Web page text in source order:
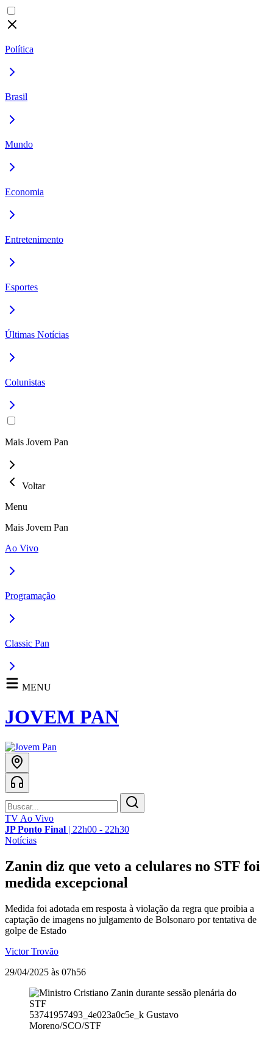
Política
Brasil
Mundo
Economia
Entretenimento
Esportes
Últimas Notícias
Colunistas
Mais Jovem Pan
Voltar
Menu
Mais Jovem Pan
Ao Vivo
Programação
Classic Pan
MENU
JOVEM PAN
TV Ao Vivo
JP Ponto Final | 22h00 - 22h30
Notícias
Zanin diz que veto a celulares no STF foi
medida excepcional
Medida foi adotada em resposta à violação da regra que proibia a
captação de imagens no julgamento de Bolsonaro por tentativa de
golpe de Estado
Victor Trovão
29/04/2025 às 07h56
53741957493_4e023a0c5e_k Gustavo
Moreno/SCO/STF